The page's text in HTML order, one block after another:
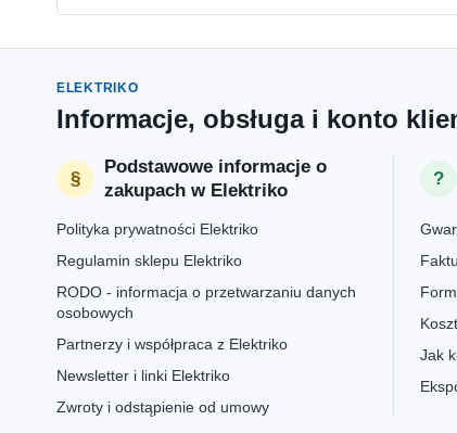
ELEKTRIKO
Informacje, obsługa i konto
Podstawowe informacje o
zakupach w Elektriko
Polityka prywatności Elektriko
Regulamin sklepu Elektriko
RODO - informacja o przetwarzaniu danych
osobowych
Partnerzy i współpraca z Elektriko
Newsletter i linki Elektriko
Zwroty i odstąpienie od umowy
Jak